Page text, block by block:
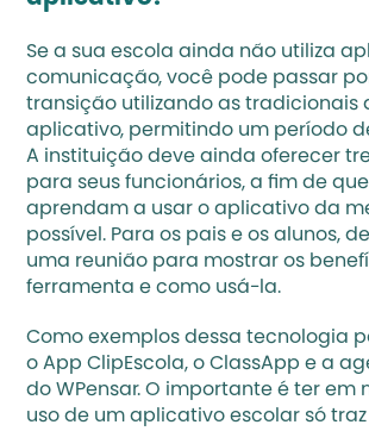
Se a sua escola ainda não utiliza
comunicação, você pode passar
transição utilizando as tradicionais
aplicativo, permitindo um período
A instituição deve ainda oferecer
para seus funcionários, a fim de
aprendam a usar o aplicativo da
possível. Para os pais e os alunos,
uma reunião para mostrar os
ferramenta e como usá-la.
Como exemplos dessa tecnologia
o App ClipEscola, o ClassApp e a
do WPensar. O importante é ter em
uso de um aplicativo escolar só